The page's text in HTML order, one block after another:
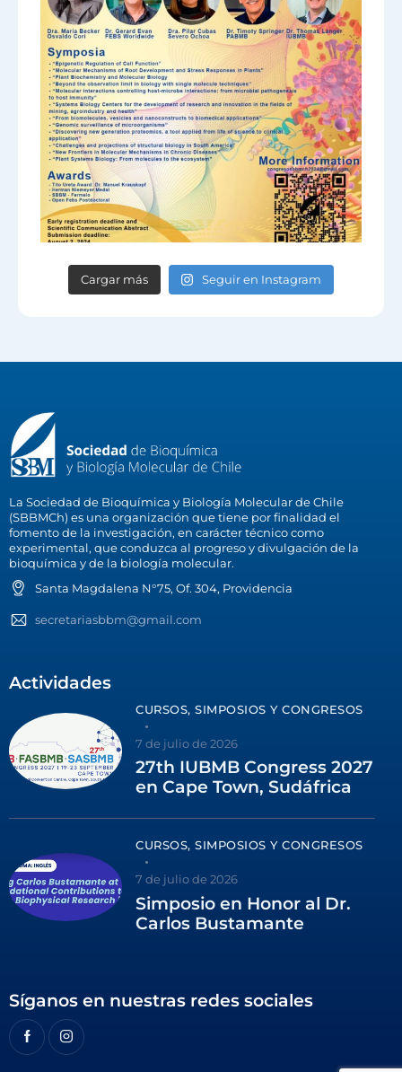
Cargar más Seguir en Instagram
La Sociedad de Bioquímica y Biología Molecular de Chile
(SBBMCh) es una organización que tiene por finalidad el
fomento de la investigación, en carácter técnico como
experimental, que conduzca al progreso y divulgación de la
bioquímica y de la biología molecular.
Santa Magdalena N°75, Of. 304, Providencia
secretariasbbm@gmail.com
Actividades
CURSOS, SIMPOSIOS Y CONGRESOS
7 de julio de 2026
27th IUBMB Congress 2027
en Cape Town, Sudáfrica
CURSOS, SIMPOSIOS Y CONGRESOS
7 de julio de 2026
Simposio en Honor al Dr.
Carlos Bustamante
Síganos en nuestras redes sociales